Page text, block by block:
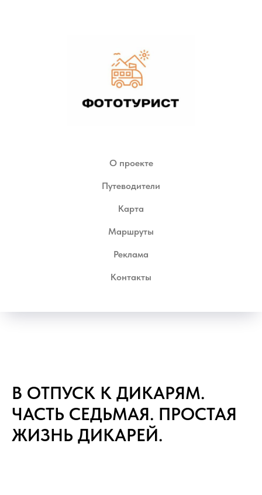
О проекте
Путеводители
Карта
Маршруты
Реклама
Контакты
В ОТПУСК К ДИКАРЯМ.
ЧАСТЬ СЕДЬМАЯ. ПРОСТАЯ
ЖИЗНЬ ДИКАРЕЙ.